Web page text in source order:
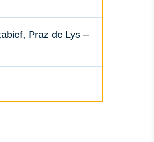
Praz de Lys –